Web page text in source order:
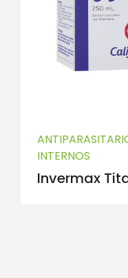
INTERNOS
Invermax